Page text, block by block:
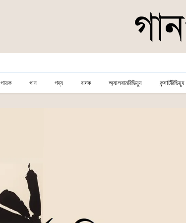
গায়ক গান গদ্য বাদক অ্যালবামরিভিয়্যু কন্সার্টরিভিয়্যু